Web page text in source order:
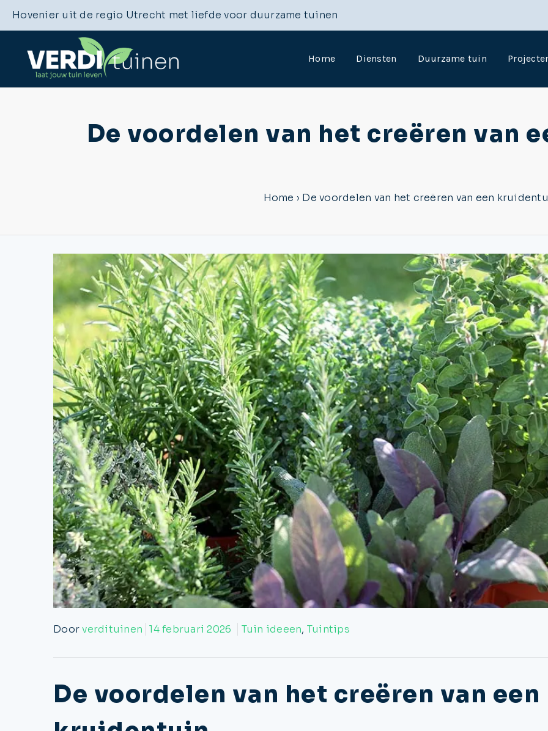
Hovenier uit de regio Utrecht met liefde voor duurzame tuinen
Home Diensten Duurzame tuin
De voordelen van het creëren van
Home › De voordelen van het creëren van een
Doorverdituinen 14 februari 2026 Tuin ideeen, Tuintips
De voordelen van het creëren van een